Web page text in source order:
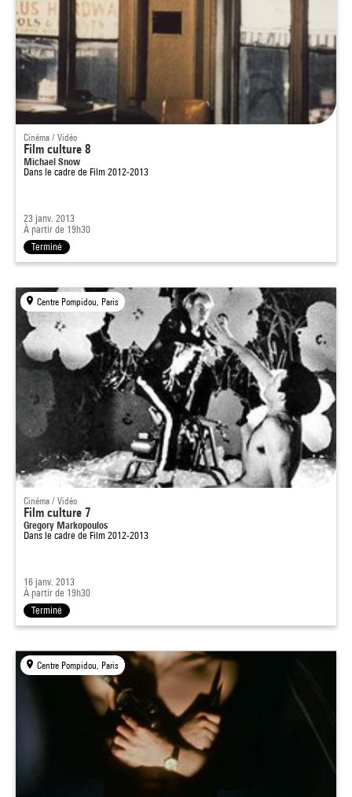
Cinéma / Vidéo
Film culture 8
Michael Snow
Dans le cadre de Film 2012-2013
23 janv. 2013
À partir de 19h30
Terminé
Centre Pompidou, Paris
Cinéma / Vidéo
Film culture 7
Gregory Markopoulos
Dans le cadre de Film 2012-2013
16 janv. 2013
À partir de 19h30
Terminé
Centre Pompidou, Paris